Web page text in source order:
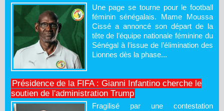
Une page se tourne pour le football
féminin sénégalais. Mame Moussa
Cissé a annoncé son départ de la
tête de l’équipe nationale féminine du
Sénégal à l’issue de l’élimination des
Lionnes dès la phase...
Présidence de la FIFA : Gianni Infantino cherche le
soutien de l'administration Trump
Fragilisé par une contestation